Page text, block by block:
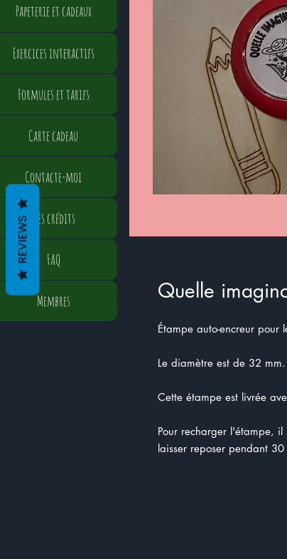
Quelle
Étampe auto-encreur pour
Le diamètre est de 32 mm.
Cette étampe est livrée
Pour recharger l'étampe,
laisser reposer pendant 30
Papeterie et cadeaux
Exercices interactifs
Formules et tarifs
Carte cadeau
Contacte-moi
Mes crédits
FAQ
Membres
REVIEWS